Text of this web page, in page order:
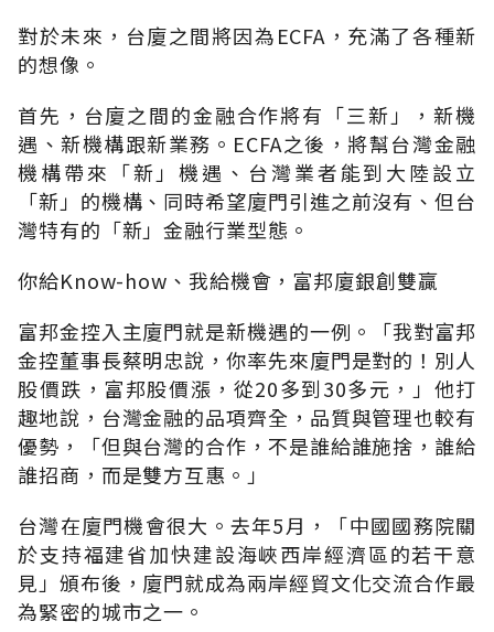
對於未來，台廈之間將因為ECFA，充滿了各種新
的想像。
首先，台廈之間的金融合作將有「三新」，新機
遇、新機構跟新業務。ECFA之後，將幫台灣金融
機構帶來「新」機遇、台灣業者能到大陸設立
「新」的機構、同時希望廈門引進之前沒有、但台
灣特有的「新」金融行業型態。
你給Know-how、我給機會，富邦廈銀創雙贏
富邦金控入主廈門就是新機遇的一例。「我對富邦
金控董事長蔡明忠說，你率先來廈門是對的！別人
股價跌，富邦股價漲，從20多到30多元，」他打
趣地說，台灣金融的品項齊全，品質與管理也較有
優勢，「但與台灣的合作，不是誰給誰施捨，誰給
誰招商，而是雙方互惠。」
台灣在廈門機會很大。去年5月，「中國國務院關
於支持福建省加快建設海峽西岸經濟區的若干意
見」頒布後，廈門就成為兩岸經貿文化交流合作最
為緊密的城市之一。